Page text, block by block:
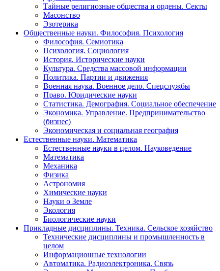
Тайные религиозные общества и ордены. Секты
Масонство
Эзотерика
Общественные науки. Философия. Психология
Философия. Семиотика
Психология. Социология
История. Исторические науки
Культура. Средства массовой информации
Политика. Партии и движения
Военная наука. Военное дело. Спецслужбы
Право. Юридические науки
Статистика. Демография. Социальное обеспечение
Экономика. Управление. Предпринимательство
(бизнес)
Экономическая и социальная география
Естественные науки. Математика
Естественные науки в целом. Науковедение
Математика
Механика
Физика
Астрономия
Химические науки
Науки о Земле
Экология
Биологические науки
Прикладные дисциплины. Техника. Сельское хозяйство
Технические дисциплины и промышленность в
целом
Информационные технологии
Автоматика. Радиоэлектроника. Связь